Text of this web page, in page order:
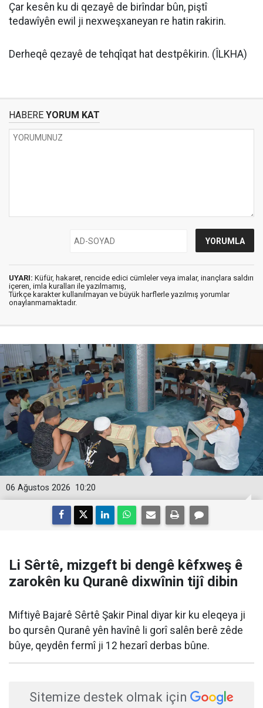
Çar kesên ku di qezayê de birîndar bûn, piştî
tedawîyên ewil ji nexweşxaneyan re hatin rakirin.
Derheqê qezayê de tehqîqat hat destpêkirin. (ÎLKHA)
HABERE YORUM KAT
UYARI: Küfür, hakaret, rencide edici cümleler veya imalar, inançlara saldırı
içeren, imla kuralları ile yazılmamış,
Türkçe karakter kullanılmayan ve büyük harflerle yazılmış yorumlar
onaylanmamaktadır.
10:20
06 Ağustos 2026
Li Sêrtê, mizgeft bi dengê kêfxweş ê
zarokên ku Quranê dixwînin tijî dibin
Miftiyê Bajarê Sêrtê Şakir Pinal diyar kir ku eleqeya ji
bo qursên Quranê yên havînê li gorî salên berê zêde
bûye, qeydên fermî ji 12 hezarî derbas bûne.
Sitemize destek olmak için